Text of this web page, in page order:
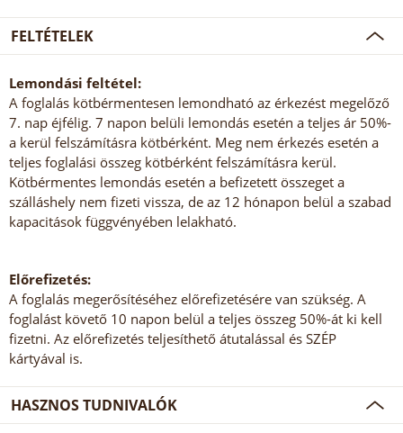
FELTÉTELEK
Lemondási feltétel:
A foglalás kötbérmentesen lemondható az érkezést megelőző
7. nap éjfélig. 7 napon belüli lemondás esetén a teljes ár 50%-
a kerül felszámításra kötbérként. Meg nem érkezés esetén a
teljes foglalási összeg kötbérként felszámításra kerül.
Kötbérmentes lemondás esetén a befizetett összeget a
szálláshely nem fizeti vissza, de az 12 hónapon belül a szabad
kapacitások függvényében lelakható.
Előrefizetés:
A foglalás megerősítéséhez előrefizetésére van szükség. A
foglalást követő 10 napon belül a teljes összeg 50%-át ki kell
fizetni. Az előrefizetés teljesíthető átutalással és SZÉP
kártyával is.
HASZNOS TUDNIVALÓK